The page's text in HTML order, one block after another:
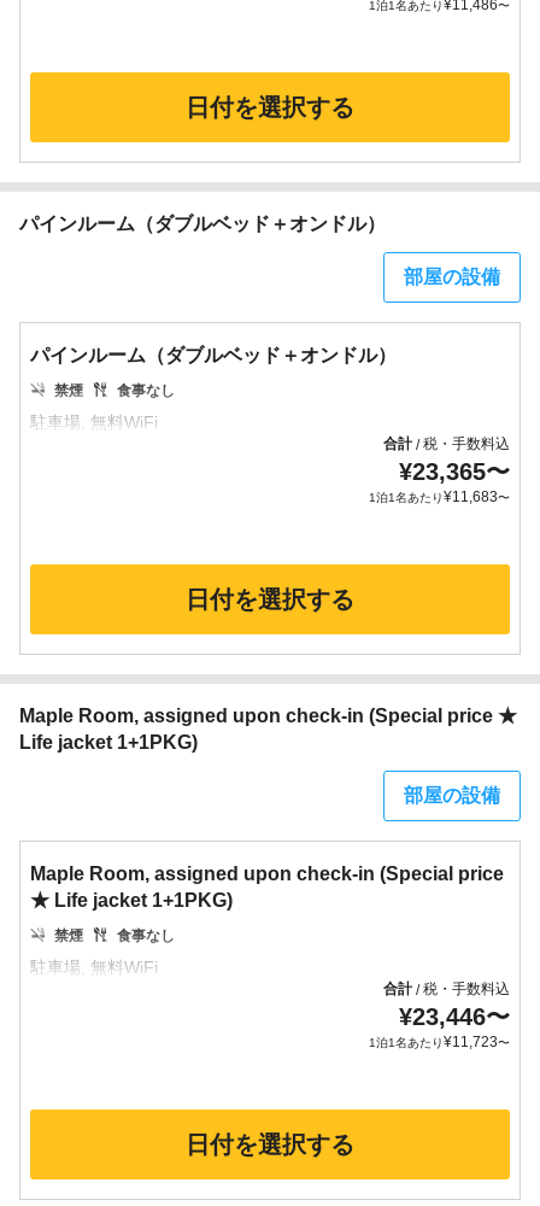
1泊1名あたり¥11,486〜
日付を選択する
パインルーム（ダブルベッド＋オンドル）
部屋の設備
パインルーム（ダブルベッド＋オンドル）
禁煙 食事なし
合計/税・手数料込
¥23,365〜
1泊1名あたり¥11,683〜
日付を選択する
Maple Room, assigned upon check-in (Special price ★
Life jacket 1+1PKG)
部屋の設備
Maple Room, assigned upon check-in (Special price
★ Life jacket 1+1PKG)
禁煙 食事なし
合計/税・手数料込
¥23,446〜
1泊1名あたり¥11,723〜
日付を選択する